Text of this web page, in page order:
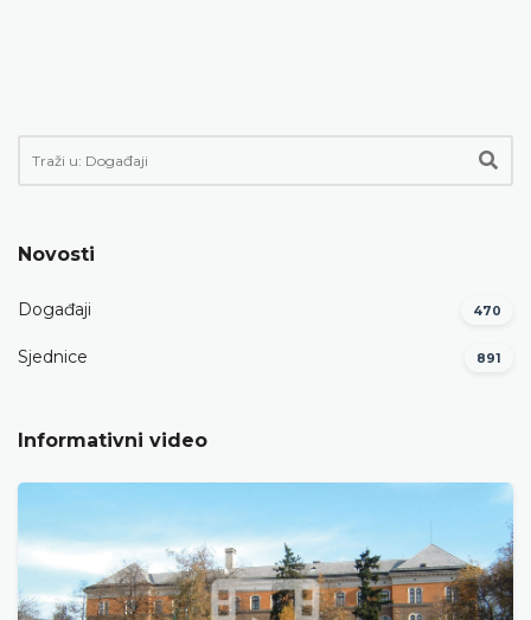
Novosti
Događaji 470
Sjednice 891
Informativni video